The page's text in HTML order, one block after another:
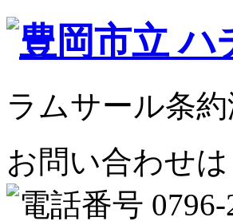
ラムサール条
お問い合わせは